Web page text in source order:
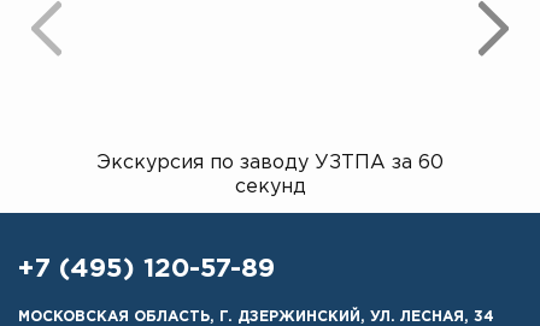
Экскурсия по заводу УЗТПА за 60
секунд
+7 (495) 120-57-89
МОСКОВСКАЯ ОБЛАСТЬ, Г. ДЗЕРЖИНСКИЙ, УЛ. ЛЕСНАЯ, 34